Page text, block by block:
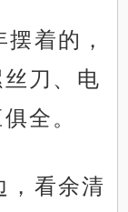
着的，
刀、电
全。
，看余清